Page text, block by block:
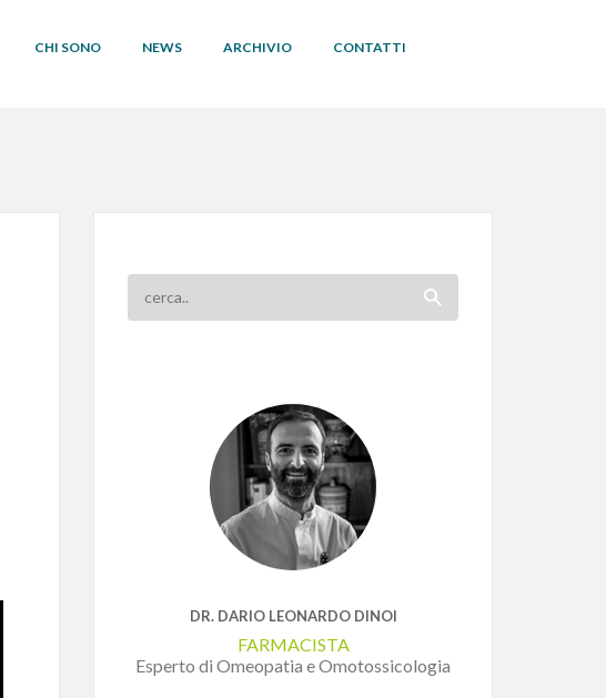
CHI SONO NEWS ARCHIVIO CONTATTI
DR. DARIO LEONARDO DINOI
FARMACISTA
Esperto di Omeopatia e Omotossicologia